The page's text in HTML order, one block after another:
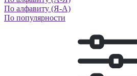
По алфавиту (Я-А)
По популярности